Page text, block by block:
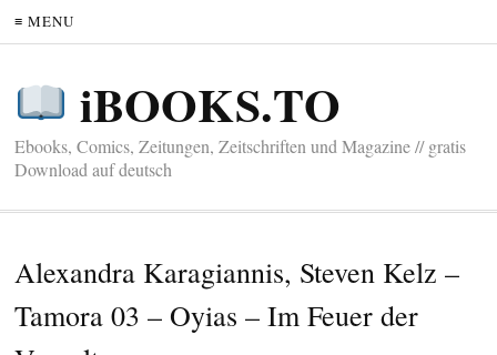
≡ MENU
iBOOKS.TO
Ebooks, Comics, Zeitungen, Zeitschriften und Magazine // gratis
Download auf deutsch
Alexandra Karagiannis, Steven Kelz –
Tamora 03 – Oyias – Im Feuer der